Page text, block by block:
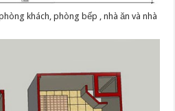
khách, phòng bếp , nhà ăn và nhà